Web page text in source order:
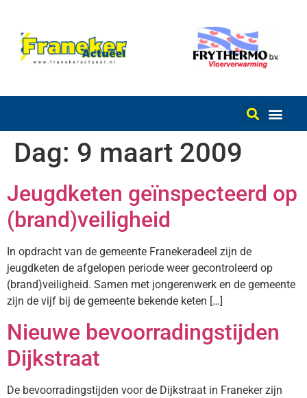
Dag: 9 maart 2009
Jeugdketen geïnspecteerd op
(brand)veiligheid
In opdracht van de gemeente Franekeradeel zijn de
jeugdketen de afgelopen periode weer gecontroleerd op
(brand)veiligheid. Samen met jongerenwerk en de gemeente
zijn de vijf bij de gemeente bekende keten […]
Nieuwe bevoorradingstijden
Dijkstraat
De bevoorradingstijden voor de Dijkstraat in Franeker zijn